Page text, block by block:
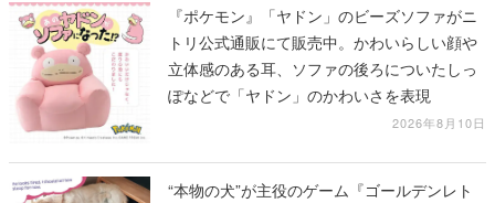
『ポケモン』「ヤドン」のビーズソファがニ
トリ公式通販にて販売中。かわいらしい顔や
立体感のある耳、ソファの後ろについたしっ
ぽなどで「ヤドン」のかわいさを表現
2026年8月10日
“本物の犬”が主役のゲーム『ゴールデンレト